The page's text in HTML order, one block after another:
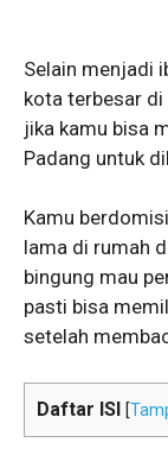
Selain menjadi
kota terbesar di
jika kamu bisa
Padang untuk
Kamu
lama di rumah
bingung mau
pasti bisa
setelah
Daftar ISI [